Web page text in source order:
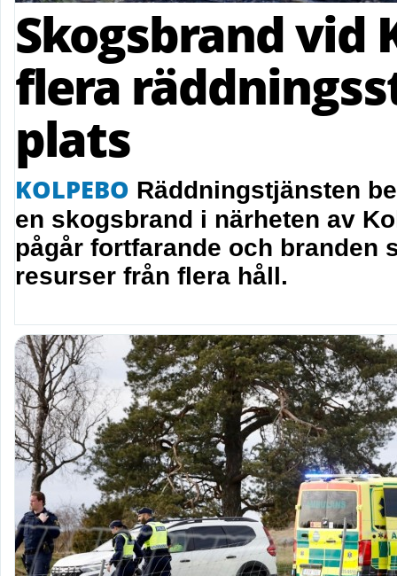
Skogsbrand vid
flera
plats
KOLPEBO Räddningstjänsten
en skogsbrand i närheten av
pågår fortfarande och branden
resurser från flera håll.